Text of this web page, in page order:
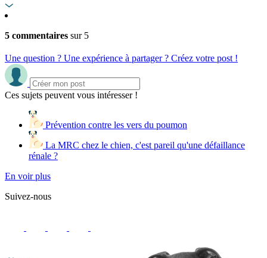
5 commentaires sur 5
Une question ? Une expérience à partager ? Créez votre post !
Ces sujets peuvent vous intéresser !
Prévention contre les vers du poumon
La MRC chez le chien, c'est pareil qu'une défaillance
rénale ?
En voir plus
Suivez-nous